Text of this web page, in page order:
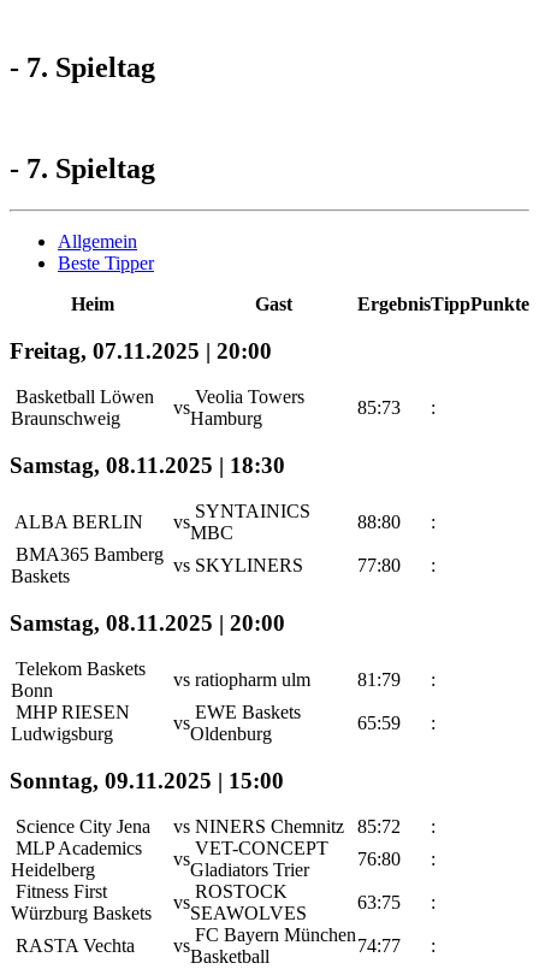
- 7. Spieltag
- 7. Spieltag
Allgemein
Beste Tipper
Heim
Gast ErgebnisTippPunkte
Freitag, 07.11.2025 | 20:00
Basketball Löwen
Braunschweig
vs
Veolia Towers
Hamburg
85:73 :
Samstag, 08.11.2025 | 18:30
ALBA BERLIN vs
SYNTAINICS
MBC
88:80
:
BMA365 Bamberg
Baskets
vs SKYLINERS 77:80 :
Samstag, 08.11.2025 | 20:00
Telekom Baskets
Bonn
vs ratiopharm ulm 81:79
:
MHP RIESEN
Ludwigsburg
vs
EWE Baskets
Oldenburg
65:59 :
Sonntag, 09.11.2025 | 15:00
Science City Jena vs NINERS Chemnitz 85:72
:
MLP Academics
Heidelberg
vs
VET-CONCEPT
Gladiators Trier
76:80
:
Fitness First
Würzburg Baskets
vs
ROSTOCK
SEAWOLVES
63:75 :
RASTA Vechta vs
FC Bayern München
Basketball
74:77
: